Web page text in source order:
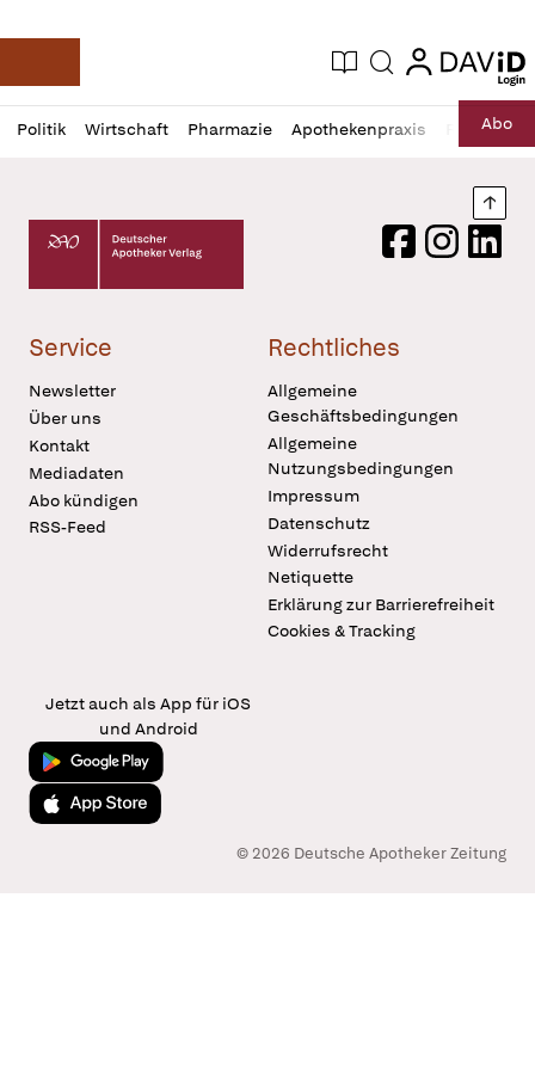
Deutsche Apotheker Zeitung
Aktuelle Ausgabe
Suche login
login
Politik Wirtschaft Pharmazie Apothekenpraxis RechtAbo
Profil
öffnen
Daz
Pur
Deutscher Apotheker Verlag Logo
FacebookInstagram
Service
Newsletter
Über uns
Kontakt
Mediadaten
Abo kündigen
RSS-Feed
Rechtliches
Allgemeine
Geschäftsbedingungen
Allgemeine
Nutzungsbedingungen
Impressum
Datenschutz
Widerrufsrecht
Netiquette
Erklärung zur Barrierefreiheit
Cookies & Tracking
Jetzt auch als App für iOS
und Android
Jetzt bei Google Play
Laden im App Store
© 2026 Deutsche Apotheker Zeitung